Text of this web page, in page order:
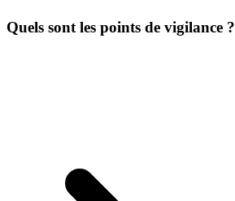
Quels sont les points de vigilance ?